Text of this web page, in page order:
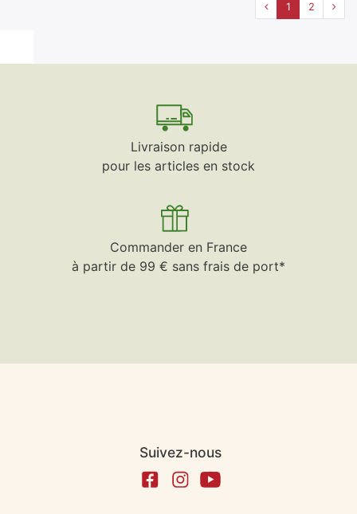
1 2
Livraison rapide
pour les articles en stock
Commander en France
à partir de 99 € sans frais de port*
Suivez-nous